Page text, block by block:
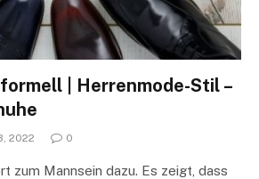
| Herrenmode-Stil –
2022 0
zum Mannsein dazu. Es zeigt, dass